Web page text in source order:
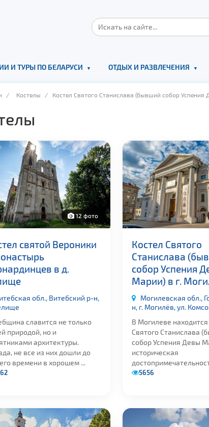
И ТУРЫ ПО БЕЛАРУСИ ОТДЫХ И РАЗВЛЕЧЕНИЯ
/ Костелы / Костел Святого Станислава (бывший собор Успения
12 фото
святой Вероники
в д.
обл., Витебский р-н,
славится не только
природой, но и
архитектуры.
не все из них дошли до
времени в хорошем ...
Костел Святого
Станислава
собор Успения
Марии) в г.
Могилевская обл.,
н, г. Могилёв, ул.
В Могилеве находится
Святого Станислава
собор Успения Девы
историческая
5656